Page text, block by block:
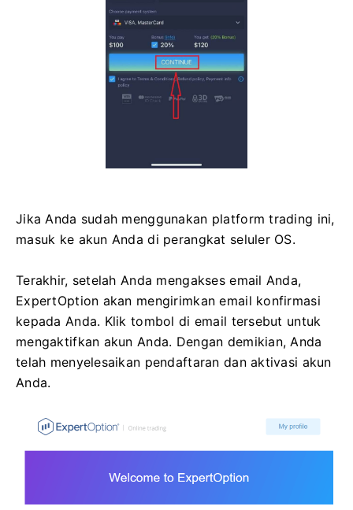
Jika Anda sudah menggunakan platform trading ini,
masuk ke akun Anda di perangkat seluler OS.
Terakhir, setelah Anda mengakses email Anda,
ExpertOption akan mengirimkan email konfirmasi
kepada Anda. Klik tombol di email tersebut untuk
mengaktifkan akun Anda. Dengan demikian, Anda
telah menyelesaikan pendaftaran dan aktivasi akun
Anda.